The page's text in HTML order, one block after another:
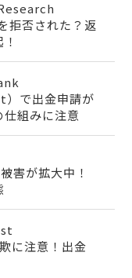
否された？返
で出金申請が
組みに注意
害が拡大中！
注意！出金